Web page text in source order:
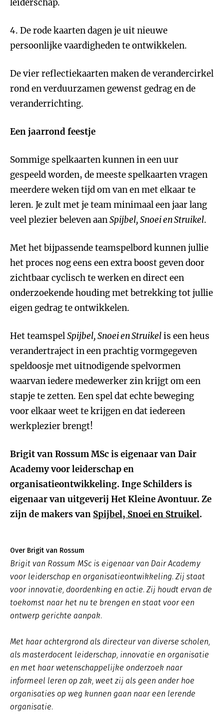
leiderschap.
4. De rode kaarten dagen je uit nieuwe
persoonlijke vaardigheden te ontwikkelen.
De vier reflectiekaarten maken de verandercirkel
rond en verduurzamen gewenst gedrag en de
veranderrichting.
Een jaarrond feestje
Sommige spelkaarten kunnen in een uur
gespeeld worden, de meeste spelkaarten vragen
meerdere weken tijd om van en met elkaar te
leren. Je zult met je team minimaal een jaar lang
veel plezier beleven aanSpijbel, Snoei en Struikel.
Met het bijpassende teamspelbord kunnen jullie
het proces nog eens een extra boost geven door
zichtbaar cyclisch te werken en direct een
onderzoekende houding met betrekking tot jullie
eigen gedrag te ontwikkelen.
Het teamspelSpijbel, Snoei en Struikelis een heus
verandertraject in een prachtig vormgegeven
speldoosje met uitnodigende spelvormen
waarvan iedere medewerker zin krijgt om een
stapje te zetten. Een spel dat echte beweging
voor elkaar weet te krijgen en dat iedereen
werkplezier brengt!
Brigit van Rossum MSc is eigenaar van Dair
Academy voor leiderschap en
organisatieontwikkeling. Inge Schilders is
eigenaar van uitgeverij Het Kleine Avontuur. Ze
zijn de makers van Spijbel, Snoei en Struikel.
Over Brigit van Rossum
Brigit van Rossum MSc is eigenaar van Dair Academy
voor leiderschap en organisatieontwikkeling. Zij staat
voor innovatie, doordenking en actie. Zij houdt ervan de
toekomst naar het nu te brengen en staat voor een
ontwerp gerichte aanpak.
Met haar achtergrond als directeur van diverse scholen,
als masterdocent leiderschap, innovatie en organisatie
en met haar wetenschappelijke onderzoek naar
informeel leren op zak, weet zij als geen ander hoe
organisaties op weg kunnen gaan naar een lerende
organisatie.